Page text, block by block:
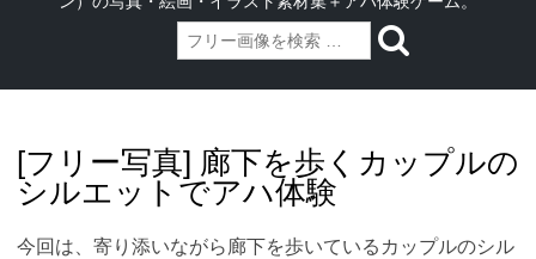
content[フリー写真] 廊下を歩くカップルの
シルエットでアハ体験
今回は、寄り添いながら廊下を歩いているカップルのシル